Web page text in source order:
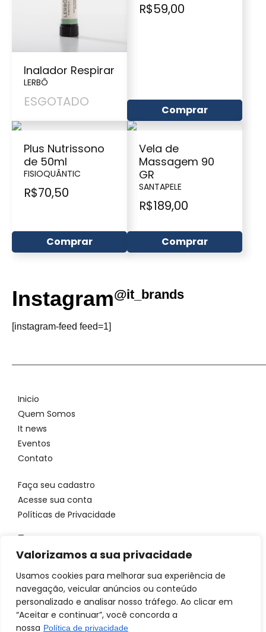
Valorizamos a sua privacidade
Usamos cookies para melhorar sua experiência de
navegação, veicular anúncios ou conteúdo
personalizado e analisar nosso tráfego. Ao clicar em
“Aceitar e continuar”, você concorda a
nossa Política de privacidade
Inalador Respirar
LERBÔ
ESGOTADO
R$59,00
Comprar
Plus Nutrissono
de 50ml
FISIOQUÂNTIC
R$70,50
Comprar
Vela de
Massagem 90
GR
SANTAPELE
R$189,00
Comprar
Instagram@it_brands
[instagram-feed feed=1]
Inicio
Quem Somos
It news
Eventos
Contato
Faça seu cadastro
Acesse sua conta
Políticas de Privacidade
Entre em contato
WhatsApp: 11 96923 4699